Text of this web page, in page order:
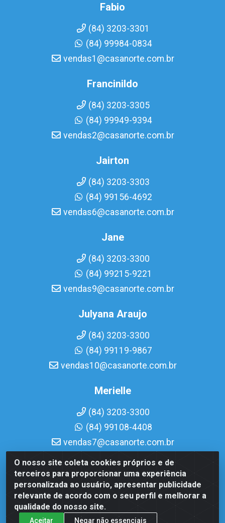
O nosso site coleta cookies próprios e de
terceiros para proporcionar uma experiência
personalizada ao usuário, apresentar publicidade
relevante de acordo com o seu perfil e melhorar a
qualidade do nosso site.
Aceitar Negar não essenciais
Fabio
(84) 3203-3301
(84) 99984-0834
vendas1@casanorte.com.br
Francinildo
(84) 3203-3305
(84) 99949-9394
vendas2@casanorte.com.br
Jairton
(84) 3203-3303
(84) 99156-4692
vendas6@casanorte.com.br
Jane
(84) 3203-3300
(84) 99215-9221
vendas9@casanorte.com.br
Julyana Araujo
(84) 3203-3300
(84) 99119-9867
vendas10@casanorte.com.br
Merielle
(84) 3203-3300
(84) 99108-4408
vendas7@casanorte.com.br
Casa Norte LTDA - Av. Interventor Mário Câmara, 1815 -
Dix-Sept Rosado, Natal/RN - CEP 59054-600 - CNPJ
08.713.513/0001-51